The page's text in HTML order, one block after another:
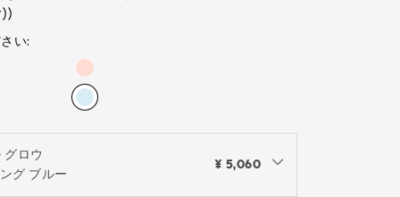
い:
ロウ
グ ブルー
¥ 5,060
to see the available colors / to choose a color